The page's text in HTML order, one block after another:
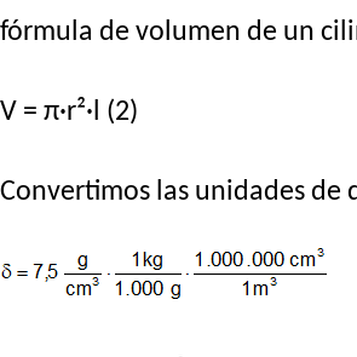
fórmula de volumen de un
V = π·r²·l (2)
Convertimos las unidades de